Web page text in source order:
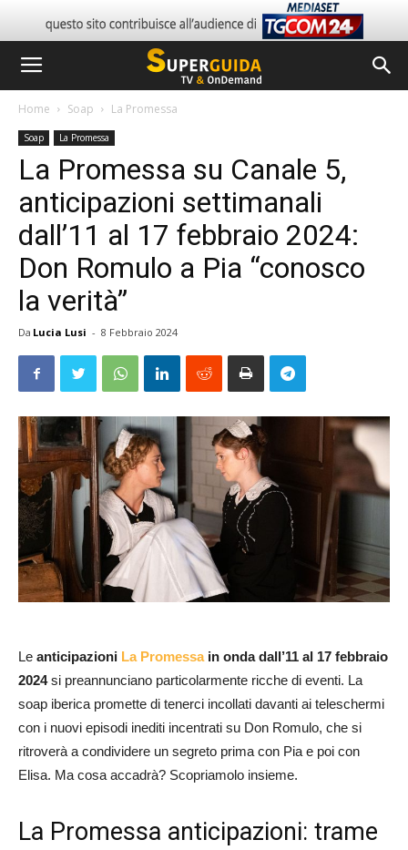
Home Soap La Promessa
Soap La Promessa
La Promessa su Canale 5,
anticipazioni settimanali
dall’11 al 17 febbraio 2024:
Don Romulo a Pia “conosco
la verità”
Da Lucia Lusi - 8 Febbraio 2024
Le anticipazioni La Promessain onda dall’11 al 17 febbraio
2024si preannunciano particolarmente ricche di eventi. La
soap iberica promette di tenerci incollati davanti ai teleschermi
con i nuovi episodi inediti incentrati su Don Romulo, che si
ritroverà a condividere un segreto prima con Pia e poi con
Elisa. Ma cosa accadrà? Scopriamolo insieme.
La Promessa anticipazioni: trame